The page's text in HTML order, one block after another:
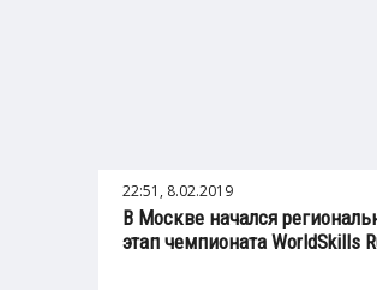
22:51, 8.02.2019
В Москве начался
этап чемпионата WorldSkills